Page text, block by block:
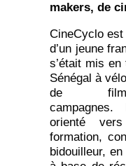
makers, de
CineCyclo
d’un jeune
s’était mis
Sénégal à
de
orienté
formation,
bidouilleur,